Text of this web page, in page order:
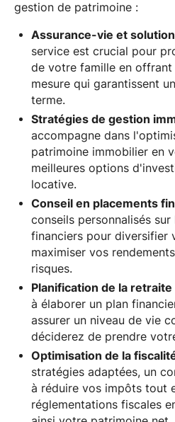
gestion de patrimoine :
Assurance-vie et
service est crucial pour
de votre famille en offrant
mesure qui garantissent
terme.
Stratégies de gestion
accompagne dans
patrimoine immobilier en
meilleures options
locative.
Conseil en placements
conseils personnalisés
financiers pour diversifier
maximiser vos
risques.
Planification de la retraite
à élaborer un plan
assurer un niveau de vie
déciderez de prendre
Optimisation de la
stratégies adaptées, un
à réduire vos impôts tout
réglementations fiscales